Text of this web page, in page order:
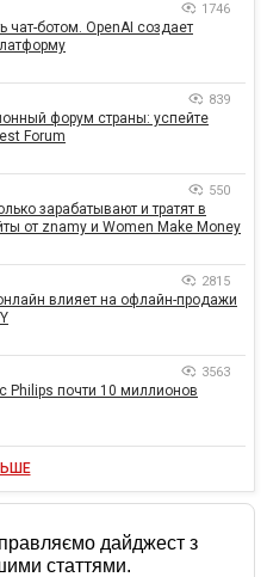
1746
чат-ботом. OpenAI создает
839
форум страны: успейте
Forum
550
зарабатывают и тратят в
от znamy и Women Make Money
2815
влияет на офлайн-продажи
3563
Philips почти 10 миллионов
дайджест з
статтями.